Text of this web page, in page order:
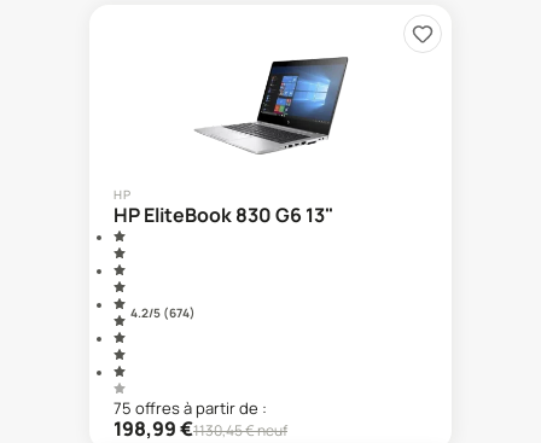
HP
HP EliteBook 830 G6 13"
4.2/5 (674)
75 offresà partir de :
198,99€1130,45€ neuf